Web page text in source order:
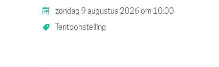
zondag 9 augustus 2026 om 10:00
Tentoonstelling